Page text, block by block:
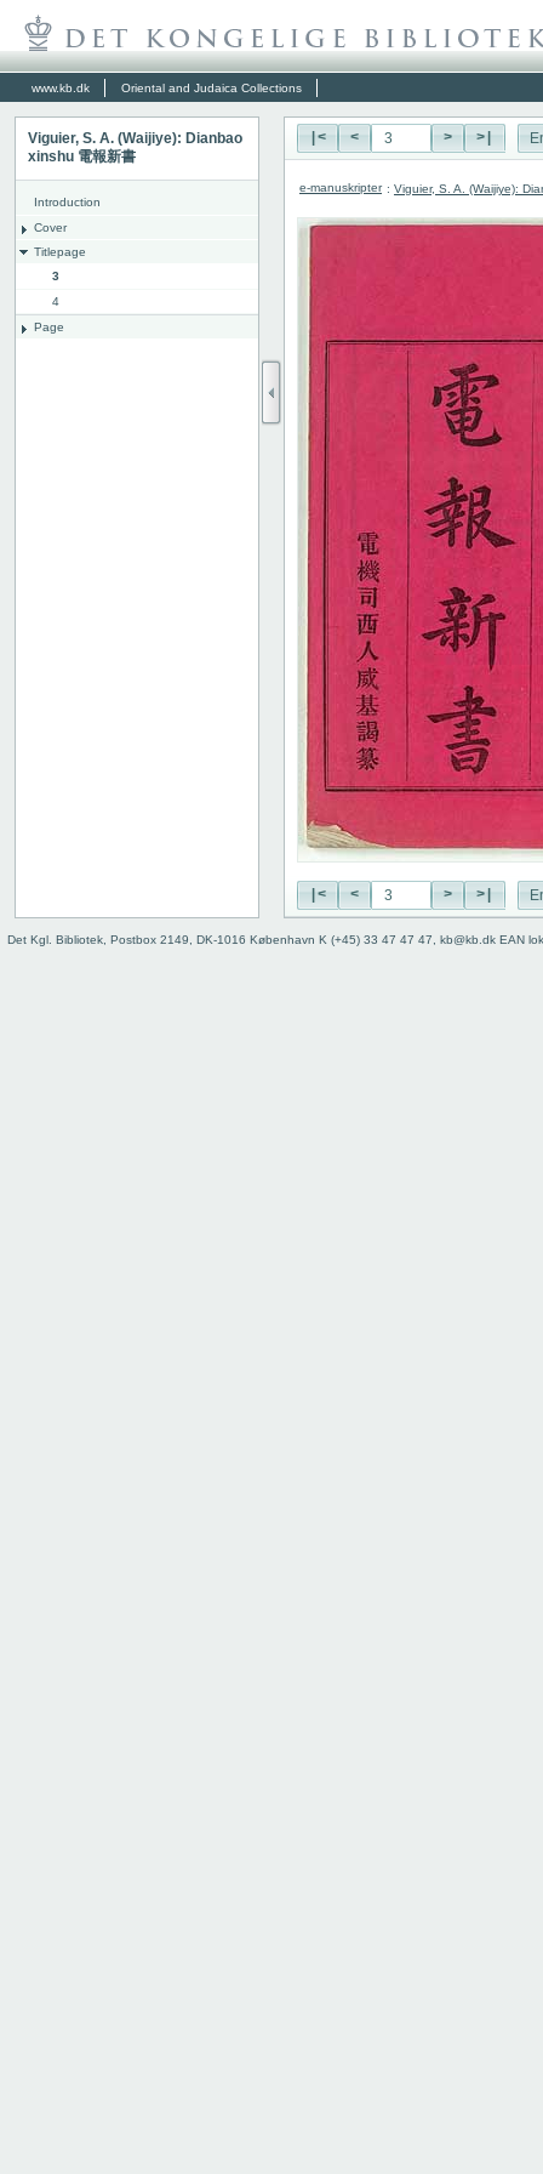
www.kb.dk Oriental and Judaica Collections
Viguier, S. A. (Waijiye): Dianbao
xinshu 電報新書
Introduction
Cover
Titlepage
3
4
Page
|< < > >|
e-manuskripter : Viguier, S. A. (Waijiye):
|< < > >|
Det Kgl. Bibliotek, Postbox 2149, DK-1016 København K (+45) 33 47 47 47, kb@kb.dk EAN